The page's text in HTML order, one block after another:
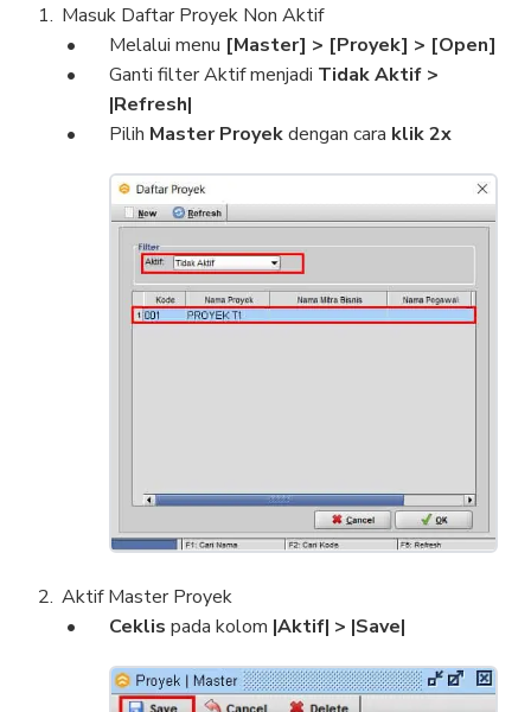
Masuk Daftar Proyek Non Aktif
Melalui menu [Master] > [Proyek] > [Open]
Ganti filter Aktif menjadi Tidak Aktif >
|Refresh|
Pilih Master Proyekdengan cara klik 2x
Aktif Master Proyek
Ceklis pada kolom |Aktif| > |Save|